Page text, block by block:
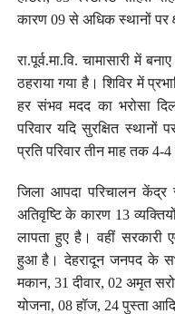
कारण 09 से अधिक स्थानों पर
रा.पूर्व.मा.वि. चामासारी में
ठहराया गया है। शिविर में
हर संभव मदद का भरोसा
परिवार यदि सुरक्षित स्थानों
प्रति परिवार तीन माह तक 4-4
जिला आपदा परिचालन केंद्र
अतिवृष्टि के कारण 13
लापता हुए है। वहीं सरकारी
हुआ है। देहरादून जनपद के
मकान, 31 दीवार, 02 अमृत
योजना, 08 हॉज, 24 पुस्ता